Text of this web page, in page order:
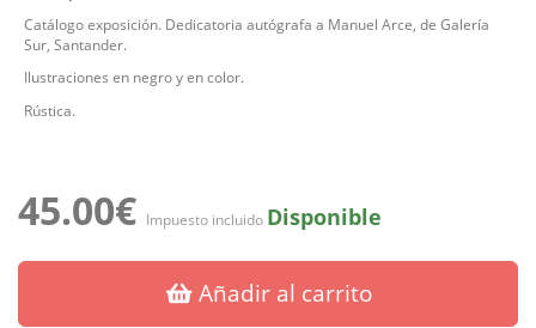
Catálogo exposición. Dedicatoria autógrafa a Manuel Arce, de Galería
Sur, Santander.
Ilustraciones en negro y en color.
Rústica.
45.00€ Impuesto incluido Disponible
Añadir al carrito